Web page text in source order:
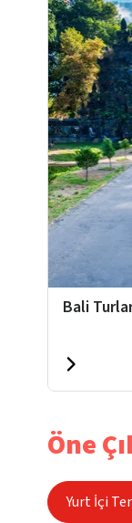
Bali
Öne
Yurt İçi